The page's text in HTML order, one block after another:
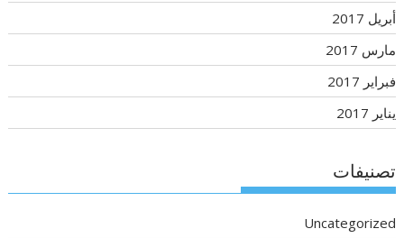
أبريل 2017
مارس 2017
فبراير 2017
يناير 2017
تصنيفات
Uncategorized